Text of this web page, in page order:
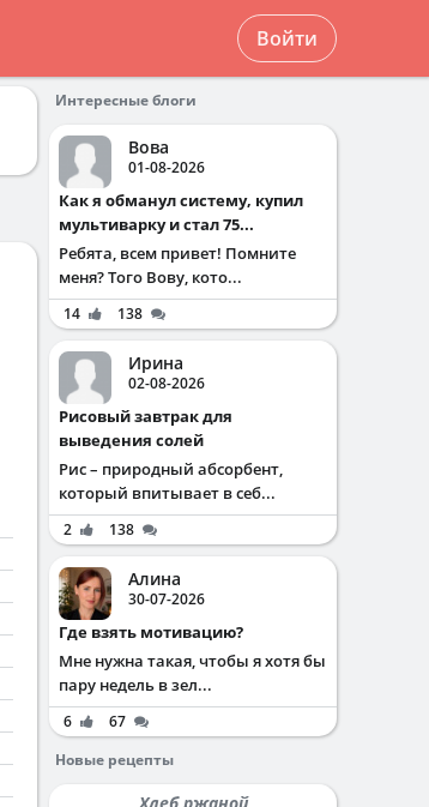
Войти
Интересные блоги
Вова
01-08-2026
Как я обманул систему, купил
мультиварку и стал 75...
Ребята, всем привет! Помните
меня? Того Вову, кото...
14 138
Ирина
02-08-2026
Рисовый завтрак для
выведения солей
Рис – природный абсорбент,
который впитывает в себ...
2 138
Алина
30-07-2026
Где взять мотивацию?
Мне нужна такая, чтобы я хотя бы
пару недель в зел...
6
67
Новые рецепты